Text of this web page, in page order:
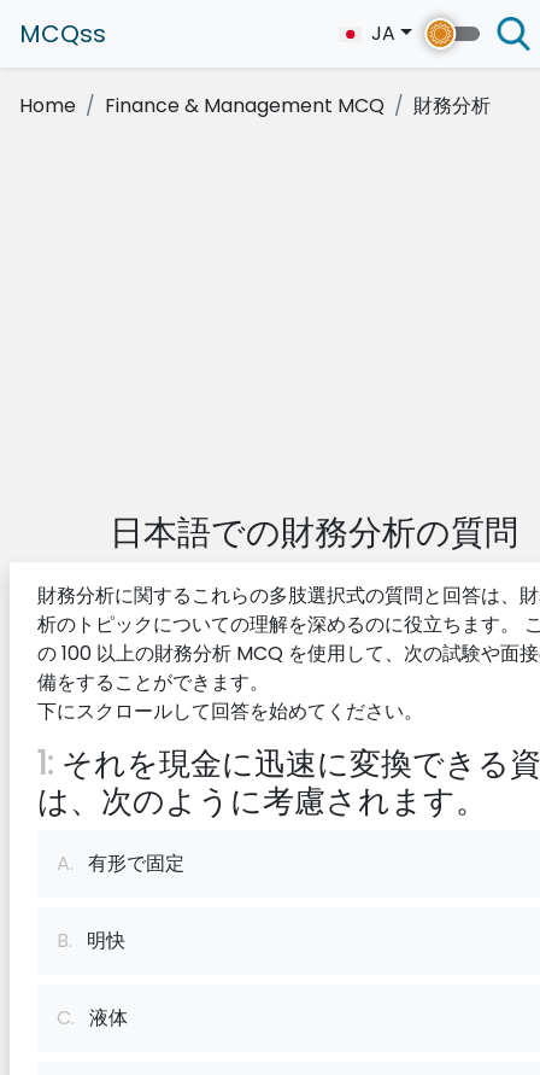
MCQss JA
Home Finance & Management MCQ 財務分析
日本語での財務分析の質問
財務分析に関するこれらの多肢選択式の質問と回答は、
析のトピックについての理解を深めるのに役立ちます。
の 100 以上の財務分析 MCQ を使用して、次の試験や面
備をすることができます。
下にスクロールして回答を始めてください。
1: それを現金に迅速に変換できる
は、次のように考慮されます。
A. 有形で固定
B. 明快
C. 液体